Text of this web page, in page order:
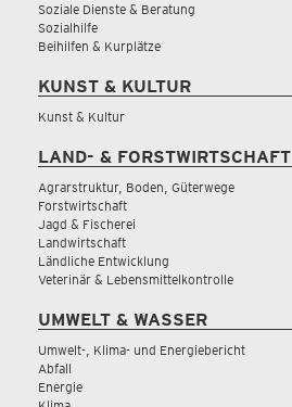
Soziale Dienste & Beratung
Sozialhilfe
Beihilfen & Kurplätze
KUNST & KULTUR
Kunst & Kultur
LAND- & FORSTWIRTSCHAFT
Agrarstruktur, Boden, Güterwege
Forstwirtschaft
Jagd & Fischerei
Landwirtschaft
Ländliche Entwicklung
Veterinär & Lebensmittelkontrolle
UMWELT & WASSER
Umwelt-, Klima- und Energiebericht
Abfall
Energie